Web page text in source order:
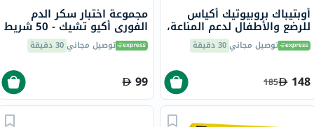
أوبتيباك بروبيوتيك أكياس
للرضع والأطفال لدعم المناعة،
من 0 إلى 12 سنة - حزمة من
30 توصيل مجاني30 دقيقة
148
185
مجموعة اختبار سكر الدم
الفوري أكيو تشيك - 50 شريط
+ 100 إبرة وخز توصيل مجاني30 دقيقة
99